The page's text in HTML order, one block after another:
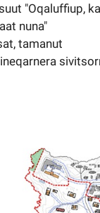
"Oqaluffiup,
nuna"
tamanut